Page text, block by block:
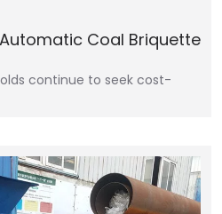
Coal Briquette
continue to seek cost-